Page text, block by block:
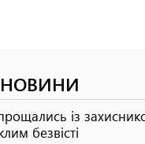
НОВИНИ
із
безвісті